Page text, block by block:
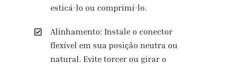
esticá-lo ou comprimí-lo.
Alinhamento: Instale o conector
flexível em sua posição neutra ou
natural. Evite torcer ou girar o